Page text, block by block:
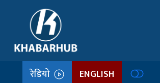
रेडियो ENGLISH